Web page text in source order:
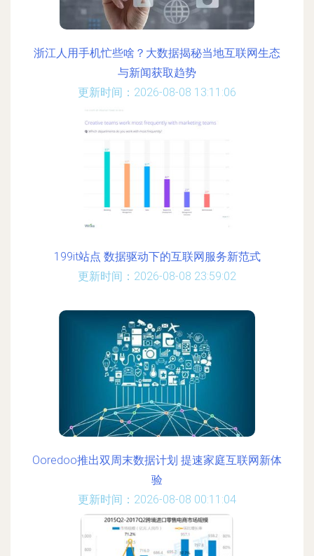
浙江人用手机忙些啥？大数据揭秘当地互联网生态
与新闻获取趋势
更新时间：2026-08-08 13:11:06
199it站点 数据驱动下的互联网服务新范式
更新时间：2026-08-08 23:59:02
Ooredoo推出双周末数据计划 提速家庭互联网新体
验
更新时间：2026-08-08 00:11:04